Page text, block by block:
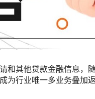
和其他贷款金融信息，
为行业唯一多业务叠加